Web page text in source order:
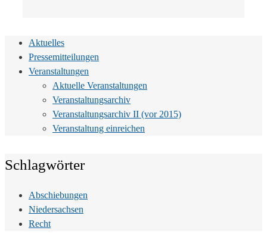
Aktuelles
Pressemitteilungen
Veranstaltungen
Aktuelle Veranstaltungen
Veranstaltungsarchiv
Veranstaltungsarchiv II (vor 2015)
Veranstaltung einreichen
Schlagwörter
Abschiebungen
Niedersachsen
Recht